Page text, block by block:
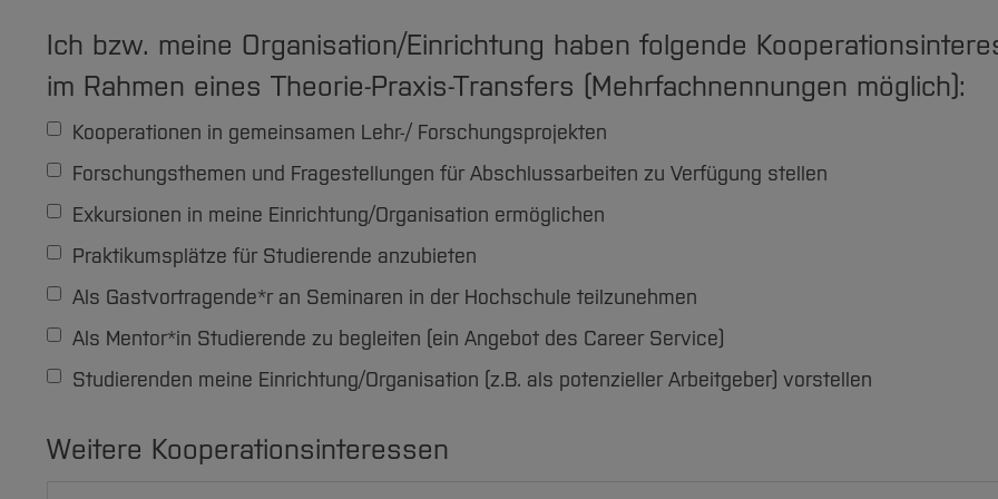
Ich bzw. meine Organisation/Einrichtung haben folgende
im Rahmen eines Theorie-Praxis-Transfers (Mehrfachnennungen möglich):
Kooperationen in gemeinsamen Lehr-/ Forschungsprojekten
Forschungsthemen und Fragestellungen für Abschlussarbeiten zu Verfügung stellen
Exkursionen in meine Einrichtung/Organisation ermöglichen
Praktikumsplätze für Studierende anzubieten
Als Gastvortragende*r an Seminaren in der Hochschule teilzunehmen
Als Mentor*in Studierende zu begleiten (ein Angebot des Career Service)
Studierenden meine Einrichtung/Organisation (z.B. als potenzieller Arbeitgeber) vorstellen
Weitere Kooperationsinteressen